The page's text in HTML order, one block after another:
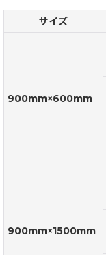
サイズ
900mm×600mm
900mm×1500mm